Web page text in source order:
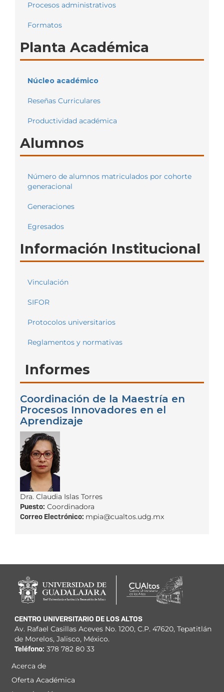
Procesos administrativos
Formatos
Planta Académica
Núcleo académico
Reseñas Curriculares
Productividad académica
Alumnos
Número de alumnos matriculados por cohorte
generacional
Generaciones
Egresados
Información Institucional
Vinculación
SIFOR
Protocolos universitarios
Reglamentos y normativas
Informes
Coordinación de la Maestría en
Procesos Innovadores en el
Aprendizaje
Dra. Claudia Islas Torres
Puesto: Coordinadora
Correo Electrónico: mpia@cualtos.udg.mx
CENTRO UNIVERSITARIO DE LOS ALTOS
Av. Rafael Casillas Aceves No. 1200, C.P. 47620, Tepatitlán
de Morelos, Jalisco, México.
Teléfono: 378 782 80 33
Menú
principal
Acerca de
Oferta Académica